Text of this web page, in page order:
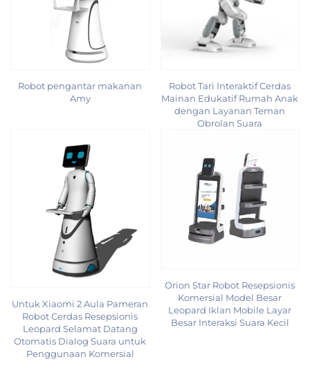
Robot pengantar makanan
Amy
Robot Tari Interaktif Cerdas
Mainan Edukatif Rumah Anak
dengan Layanan Teman
Obrolan Suara
Untuk Xiaomi 2 Aula Pameran
Robot Cerdas Resepsionis
Leopard Selamat Datang
Otomatis Dialog Suara untuk
Penggunaan Komersial
Orion Star Robot Resepsionis
Komersial Model Besar
Leopard Iklan Mobile Layar
Besar Interaksi Suara Kecil